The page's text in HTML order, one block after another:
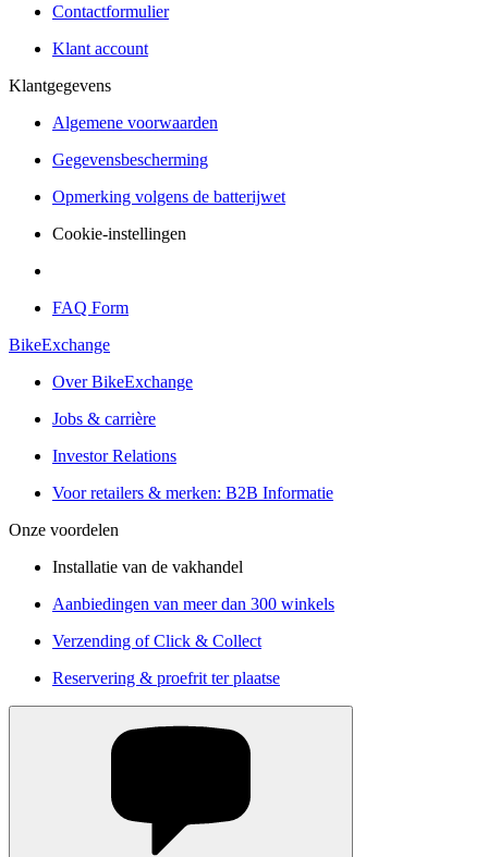
Contactformulier
Klant account
Klantgegevens
Algemene voorwaarden
Gegevensbescherming
Opmerking volgens de batterijwet
Cookie-instellingen
FAQ Form
BikeExchange
Over BikeExchange
Jobs & carrière
Investor Relations
Voor retailers & merken: B2B Informatie
Onze voordelen
Installatie van de vakhandel
Aanbiedingen van meer dan 300 winkels
Verzending of Click & Collect
Reservering & proefrit ter plaatse